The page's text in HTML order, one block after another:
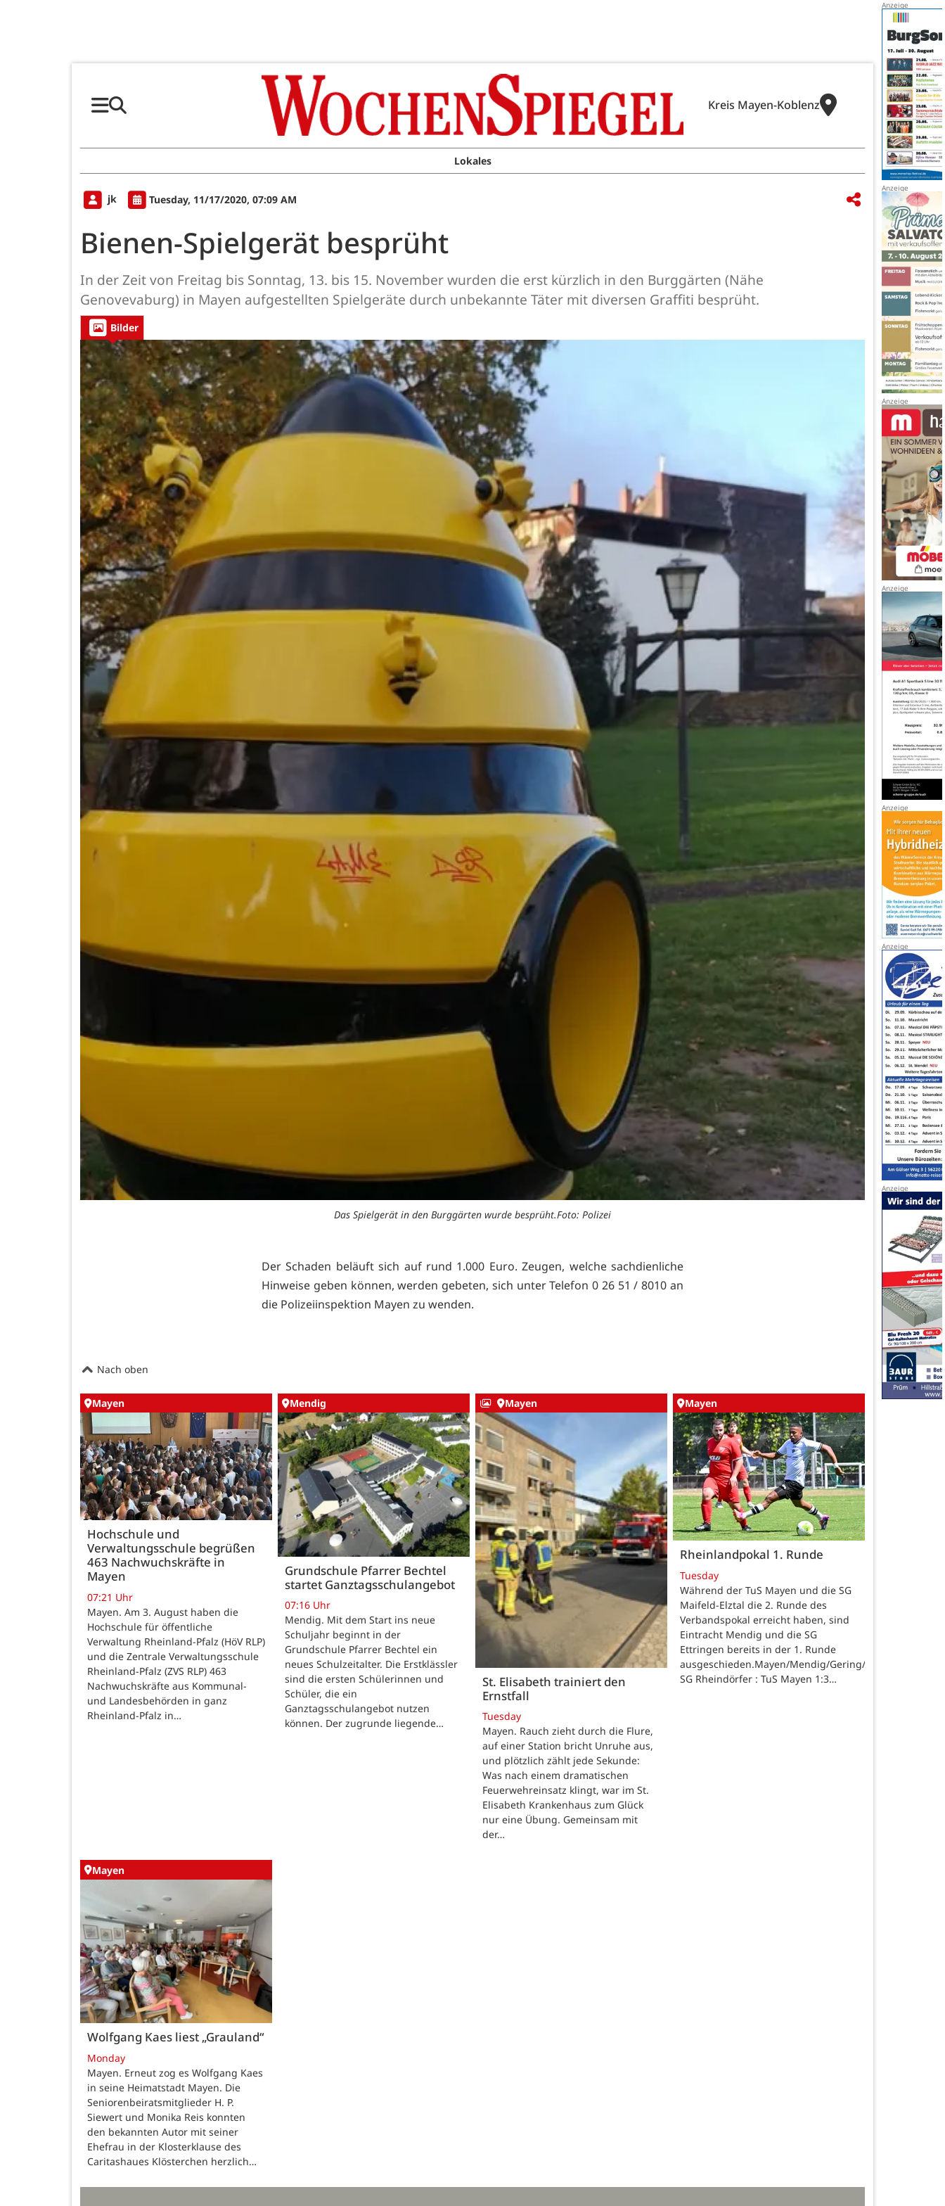
Kreis Mayen-Koblenz
Lokales
jk Tuesday, 11/17/2020, 07:09 AM
Bienen-Spielgerät besprüht
In der Zeit von Freitag bis Sonntag, 13. bis 15. November wurden die erst kürzlich in den Burggärten (Nähe
Genovevaburg) in Mayen aufgestellten Spielgeräte durch unbekannte Täter mit diversen Graffiti besprüht.
Bilder
Das Spielgerät in den Burggärten wurde besprüht.Foto: Polizei
Der Schaden beläuft sich auf rund 1.000 Euro. Zeugen, welche sachdienliche
Hinweise geben können, werden gebeten, sich unter Telefon 0 26 51 / 8010 an
die Polizeiinspektion Mayen zu wenden.
Nach oben
Mayen
Hochschule und
Verwaltungsschule begrüßen
463 Nachwuchskräfte in
Mayen
07:21 Uhr
Mayen. Am 3. August haben die
Hochschule für öffentliche
Verwaltung Rheinland-Pfalz (HöV RLP)
und die Zentrale Verwaltungsschule
Rheinland-Pfalz (ZVS RLP) 463
Nachwuchskräfte aus Kommunal-
und Landesbehörden in ganz
Rheinland-Pfalz in…
Mendig
Grundschule Pfarrer Bechtel
startet Ganztagsschulangebot
07:16 Uhr
Mendig. Mit dem Start ins neue
Schuljahr beginnt in der
Grundschule Pfarrer Bechtel ein
neues Schulzeitalter. Die Erstklässler
sind die ersten Schülerinnen und
Schüler, die ein
Ganztagsschulangebot nutzen
können. Der zugrunde liegende…
Mayen
St. Elisabeth trainiert den
Ernstfall
Tuesday
Mayen. Rauch zieht durch die Flure,
auf einer Station bricht Unruhe aus,
und plötzlich zählt jede Sekunde:
Was nach einem dramatischen
Feuerwehreinsatz klingt, war im St.
Elisabeth Krankenhaus zum Glück
nur eine Übung. Gemeinsam mit
der…
Mayen
Rheinlandpokal 1. Runde
Tuesday
Während der TuS Mayen und die SG
Maifeld-Elztal die 2. Runde des
Verbandspokal erreicht haben, sind
Eintracht Mendig und die SG
Ettringen bereits in der 1. Runde
ausgeschieden.Mayen/Mendig/Gering/Ettringen.
SG Rheindörfer : TuS Mayen 1:3…
Mayen
Wolfgang Kaes liest „Grauland“
Monday
Mayen. Erneut zog es Wolfgang Kaes
in seine Heimatstadt Mayen. Die
Seniorenbeiratsmitglieder H. P.
Siewert und Monika Reis konnten
den bekannten Autor mit seiner
Ehefrau in der Klosterklause des
Caritashaues Klösterchen herzlich…